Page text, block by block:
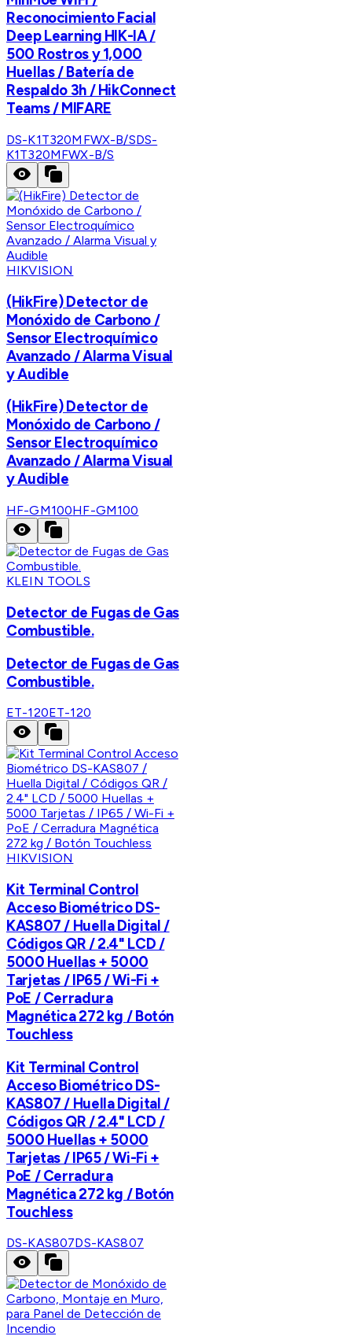
Reconocimiento Facial
Deep Learning HIK-IA /
500 Rostros y 1,000
Huellas / Batería de
Respaldo 3h / HikConnect
Teams / MIFARE
DS-K1T320MFWX-B/SDS-
K1T320MFWX-B/S
HIKVISION
(HikFire) Detector de
Monóxido de Carbono /
Sensor Electroquímico
Avanzado / Alarma Visual
y Audible
(HikFire) Detector de
Monóxido de Carbono /
Sensor Electroquímico
Avanzado / Alarma Visual
y Audible
HF-GM100HF-GM100
KLEIN TOOLS
Detector de Fugas de Gas
Combustible.
Detector de Fugas de Gas
Combustible.
ET-120ET-120
HIKVISION
Kit Terminal Control
Acceso Biométrico DS-
KAS807 / Huella Digital /
Códigos QR / 2.4" LCD /
5000 Huellas + 5000
Tarjetas / IP65 / Wi-Fi +
PoE / Cerradura
Magnética 272 kg / Botón
Touchless
Kit Terminal Control
Acceso Biométrico DS-
KAS807 / Huella Digital /
Códigos QR / 2.4" LCD /
5000 Huellas + 5000
Tarjetas / IP65 / Wi-Fi +
PoE / Cerradura
Magnética 272 kg / Botón
Touchless
DS-KAS807DS-KAS807